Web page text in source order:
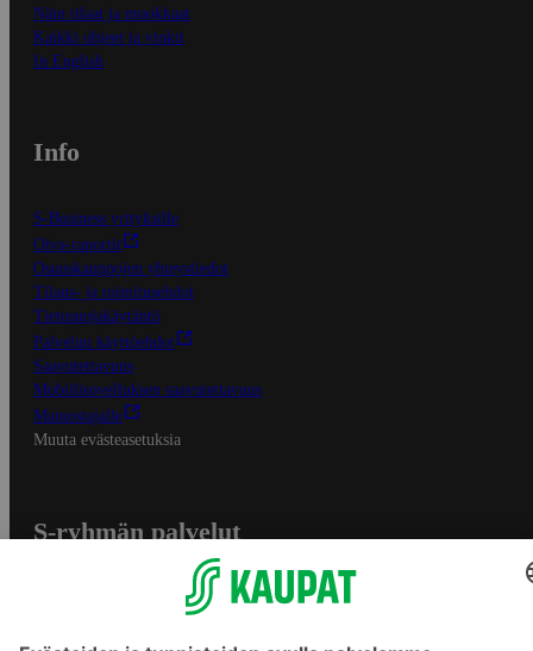
Näin tilaat ja muokkaat
Kaikki ohjeet ja vinkit
In English
Info
S-Business yrityksille
Oiva-raportit
Osuuskauppojen yhteystiedot
Tilaus- ja toimitusehdot
Tietosuojakäytäntö
Palvelun käyttöehdot
Saavutettavuus
Mobiilisovelluksen saavutettavuus
Mainostajalle
Muuta evästeasetuksia
S-ryhmän palvelut